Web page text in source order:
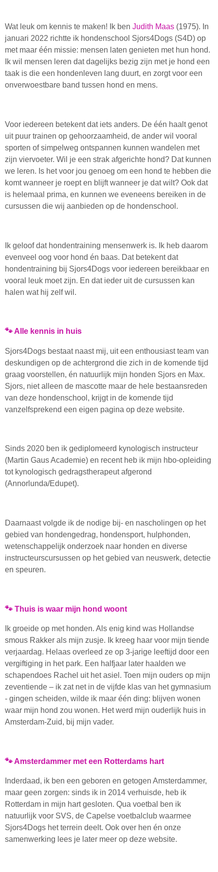
Wat leuk om kennis te maken! Ik ben Judith Maas (1975). In
januari 2022 richtte ik hondenschool Sjors4Dogs (S4D) op
met maar één missie: mensen laten genieten met hun hond.
Ik wil mensen leren dat dagelijks bezig zijn met je hond een
taak is die een hondenleven lang duurt, en zorgt voor een
onverwoestbare band tussen hond en mens.
Voor iedereen betekent dat iets anders. De één haalt genot
uit puur trainen op gehoorzaamheid, de ander wil vooral
sporten of simpelweg ontspannen kunnen wandelen met
zijn viervoeter. Wil je een strak afgerichte hond? Dat kunnen
we leren. Is het voor jou genoeg om een hond te hebben die
komt wanneer je roept en blijft wanneer je dat wilt? Ook dat
is helemaal prima, en kunnen we eveneens bereiken in de
cursussen die wij aanbieden op de hondenschool.
Ik geloof dat hondentraining mensenwerk is. Ik heb daarom
evenveel oog voor hond én baas. Dat betekent dat
hondentraining bij Sjors4Dogs voor iedereen bereikbaar en
vooral leuk moet zijn. En dat ieder uit de cursussen kan
halen wat hij zelf wil.
🐾 Alle kennis in huis
Sjors4Dogs bestaat naast mij, uit een enthousiast team van
deskundigen op de achtergrond die zich in de komende tijd
graag voorstellen, én natuurlijk mijn honden Sjors en Max.
Sjors, niet alleen de mascotte maar de hele bestaansreden
van deze hondenschool, krijgt in de komende tijd
vanzelfsprekend een eigen pagina op deze website.
Sinds 2020 ben ik gediplomeerd kynologisch instructeur
(Martin Gaus Academie) en recent heb ik mijn hbo-opleiding
tot kynologisch gedragstherapeut afgerond
(Annorlunda/Edupet).
Daarnaast volgde ik de nodige bij- en nascholingen op het
gebied van hondengedrag, hondensport, hulphonden,
wetenschappelijk onderzoek naar honden en diverse
instructeurscursussen op het gebied van neuswerk, detectie
en speuren.
🐾 Thuis is waar mijn hond woont
Ik groeide op met honden. Als enig kind was Hollandse
smous Rakker als mijn zusje. Ik kreeg haar voor mijn tiende
verjaardag. Helaas overleed ze op 3-jarige leeftijd door een
vergiftiging in het park. Een halfjaar later haalden we
schapendoes Rachel uit het asiel. Toen mijn ouders op mijn
zeventiende – ik zat net in de vijfde klas van het gymnasium
- gingen scheiden, wilde ik maar één ding: blijven wonen
waar mijn hond zou wonen. Het werd mijn ouderlijk huis in
Amsterdam-Zuid, bij mijn vader.
🐾 Amsterdammer met een Rotterdams hart
Inderdaad, ik ben een geboren en getogen Amsterdammer,
maar geen zorgen: sinds ik in 2014 verhuisde, heb ik
Rotterdam in mijn hart gesloten. Qua voetbal ben ik
natuurlijk voor SVS, de Capelse voetbalclub waarmee
Sjors4Dogs het terrein deelt. Ook over hen én onze
samenwerking lees je later meer op deze website.